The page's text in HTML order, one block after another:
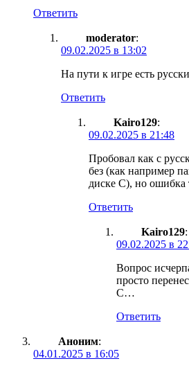
Ответить
moderator:
09.02.2025 в 13:02
На пути к игре есть
Ответить
Kairo129:
09.02.2025 в 21:48
Пробовал как с
без (как например
диске С), но ошибка
Ответить
Kairo129:
09.02.2025 в
Вопрос
просто
С…
Ответить
Аноним:
04.01.2025 в 16:05